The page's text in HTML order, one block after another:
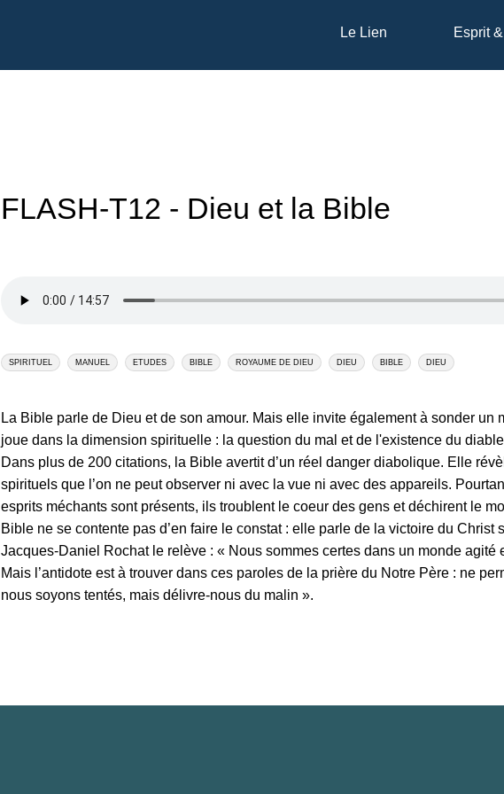
Le Lien Esprit
FLASH-T12 - Dieu et la Bible
SPIRITUEL MANUEL ETUDES BIBLE ROYAUME DE DIEU DIEU BIBLE DIEU
La Bible parle de Dieu et de son amour. Mais elle invite également à sonder un
joue dans la dimension spirituelle : la question du mal et de l'existence du
Dans plus de 200 citations, la Bible avertit d’un réel danger diabolique. Elle
spirituels que l’on ne peut observer ni avec la vue ni avec des appareils.
esprits méchants sont présents, ils troublent le coeur des gens et déchirent le
Bible ne se contente pas d’en faire le constat : elle parle de la victoire du Christ
Jacques-Daniel Rochat le relève : « Nous sommes certes dans un monde agité
Mais l’antidote est à trouver dans ces paroles de la prière du Notre Père : ne
nous soyons tentés, mais délivre-nous du malin ».